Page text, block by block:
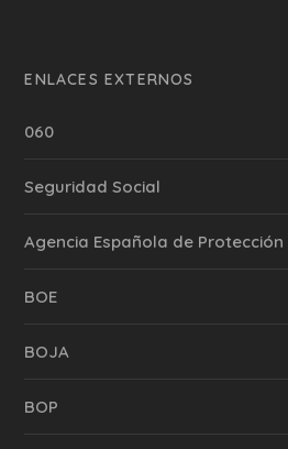
ENLACES EXTERNOS
060
Seguridad Social
Agencia Española de
BOE
BOJA
BOP